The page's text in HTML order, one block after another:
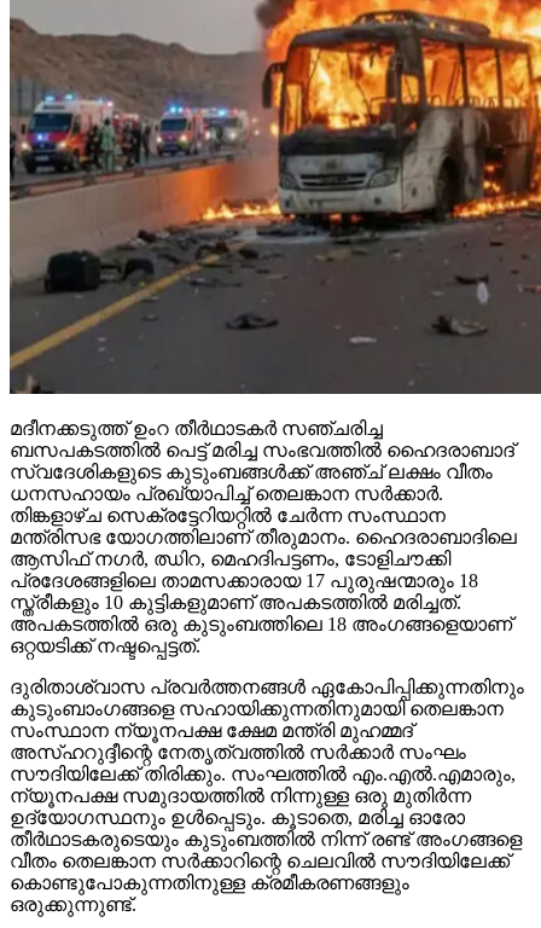
മദീനക്കടുത്ത് ഉംറ തീര്‍ഥാടകര്‍ സഞ്ചരിച്ച
ബസപകടത്തില്‍ പെട്ട് മരിച്ച സംഭവത്തില്‍ ഹൈദരാബാദ്
സ്വദേശികളുടെ കുടുംബങ്ങള്‍ക്ക് അഞ്ച് ലക്ഷം വീതം
ധനസഹായം പ്രഖ്യാപിച്ച് തെലങ്കാന സര്‍ക്കാര്‍.
തിങ്കളാഴ്ച സെക്രട്ടേറിയറ്റില്‍ ചേര്‍ന്ന സംസ്ഥാന
മന്ത്രിസഭ യോഗത്തിലാണ് തീരുമാനം. ഹൈദരാബാദിലെ
ആസിഫ് നഗര്‍, ഝിറ, മെഹദിപട്ടണം, ടോളിചൗക്കി
പ്രദേശങ്ങളിലെ താമസക്കാരായ 17 പുരുഷന്മാരും 18
സ്ത്രീകളും 10 കുട്ടികളുമാണ് അപകടത്തില്‍ മരിച്ചത്.
അപകടത്തില്‍ ഒരു കുടുംബത്തിലെ 18 അംഗങ്ങളെയാണ്
ഒറ്റയടിക്ക് നഷ്ടപ്പെട്ടത്.
ദുരിതാശ്വാസ പ്രവര്‍ത്തനങ്ങള്‍ ഏകോപിപ്പിക്കുന്നതിനും
കുടുംബാംഗങ്ങളെ സഹായിക്കുന്നതിനുമായി തെലങ്കാന
സംസ്ഥാന ന്യൂനപക്ഷ ക്ഷേമ മന്ത്രി മുഹമ്മദ്
അസ്ഹറുദ്ദീന്റെ നേതൃത്വത്തില്‍ സര്‍ക്കാര്‍ സംഘം
സൗദിയിലേക്ക് തിരിക്കും. സംഘത്തില്‍ എം.എല്‍.എമാരും,
ന്യൂനപക്ഷ സമുദായത്തില്‍ നിന്നുള്ള ഒരു മുതിര്‍ന്ന
ഉദ്യോഗസ്ഥനും ഉള്‍പ്പെടും. കൂടാതെ, മരിച്ച ഓരോ
തീര്‍ഥാടകരുടെയും കുടുംബത്തില്‍ നിന്ന് രണ്ട് അംഗങ്ങളെ
വീതം തെലങ്കാന സര്‍ക്കാറിന്റെ ചെലവില്‍ സൗദിയിലേക്ക്
കൊണ്ടുപോകുന്നതിനുള്ള ക്രമീകരണങ്ങളും
ഒരുക്കുന്നുണ്ട്.